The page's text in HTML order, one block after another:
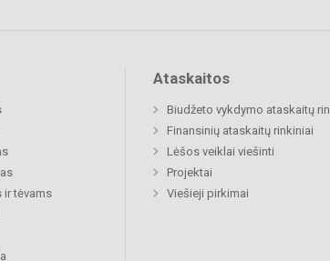
ir tėvams
Ataskaitos
Biudžeto vykdymo ataskaitų
Finansinių ataskaitų rinkiniai
Lėšos veiklai viešinti
Projektai
Viešieji pirkimai